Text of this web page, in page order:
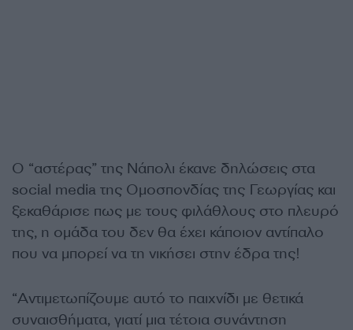
Ο “αστέρας” της Νάπολι έκανε δηλώσεις στα
social media της Ομοσπονδίας της Γεωργίας και
ξεκαθάρισε πως με τους φιλάθλους στο πλευρό
της, η ομάδα του δεν θα έχει κάποιον αντίπαλο
που να μπορεί να τη νικήσει στην έδρα της!
“Αντιμετωπίζουμε αυτό το παιχνίδι με θετικά
συναισθήματα, γιατί μια τέτοια συνάντηση